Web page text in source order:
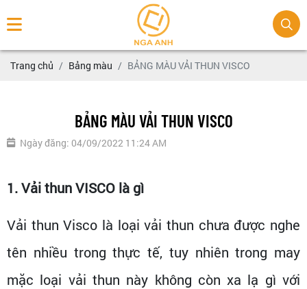
Trang chủ Bảng màu BẢNG MÀU VẢI THUN VISCO
BẢNG MÀU VẢI THUN VISCO
Ngày đăng: 04/09/2022 11:24 AM
1. Vải thun VISCO là gì
Vải thun Visco là loại vải thun chưa được nghe
tên nhiều trong thực tế, tuy nhiên trong may
mặc loại vải thun này không còn xa lạ gì với